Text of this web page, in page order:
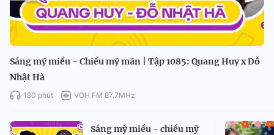
Sáng mỹ miều - Chiều mỹ mãn | Tập 1085: Quang Huy x Đỗ
Nhật Hà
180 phút VOH FM 87.7MHz
Sáng mỹ miều - chiều mỹ